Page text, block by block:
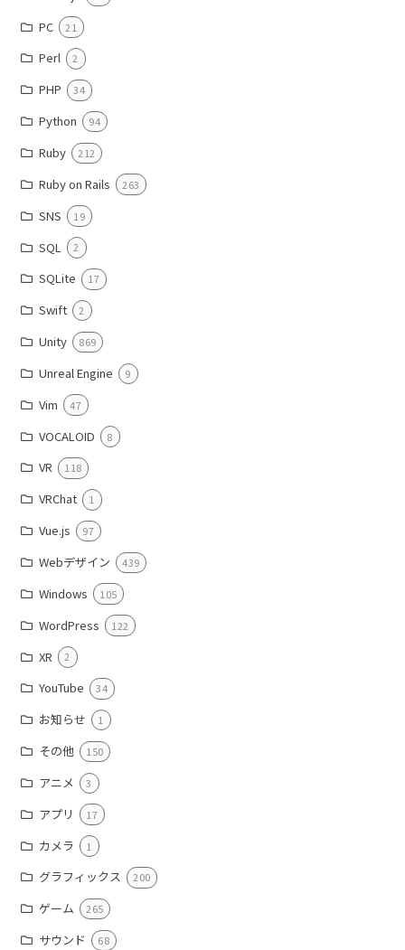
PC 21
Perl 2
PHP 34
Python 94
Ruby 212
Ruby on Rails 263
SNS 19
SQL 2
SQLite 17
Swift 2
Unity 869
Unreal Engine 9
Vim 47
VOCALOID 8
VR 118
VRChat 1
Vue.js 97
Webデザイン 439
Windows 105
WordPress 122
XR 2
YouTube 34
お知らせ 1
その他 150
アニメ 3
アプリ 17
カメラ 1
グラフィックス 200
ゲーム 265
サウンド 68